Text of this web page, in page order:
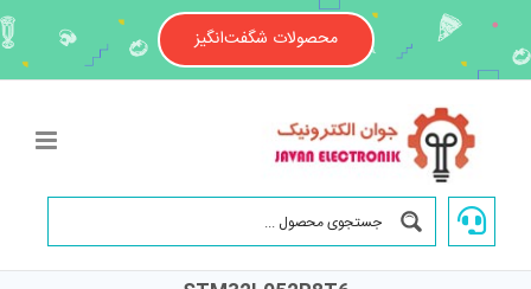
content
محصولات شگفت‌انگیز